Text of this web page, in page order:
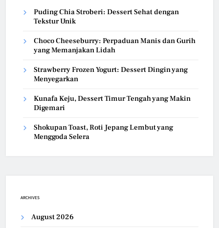
Puding Chia Stroberi: Dessert Sehat dengan
Tekstur Unik
Choco Cheeseburry: Perpaduan Manis dan Gurih
yang Memanjakan Lidah
Strawberry Frozen Yogurt: Dessert Dingin yang
Menyegarkan
Kunafa Keju, Dessert Timur Tengah yang Makin
Digemari
Shokupan Toast, Roti Jepang Lembut yang
Menggoda Selera
ARCHIVES
August 2026